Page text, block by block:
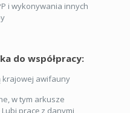
i wykonywania innych
do współpracy:
krajowej awifauny
w tym arkusze
pracę z danymi